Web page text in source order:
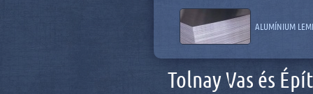
ALUMÍNIUM
Tolnay Vas és